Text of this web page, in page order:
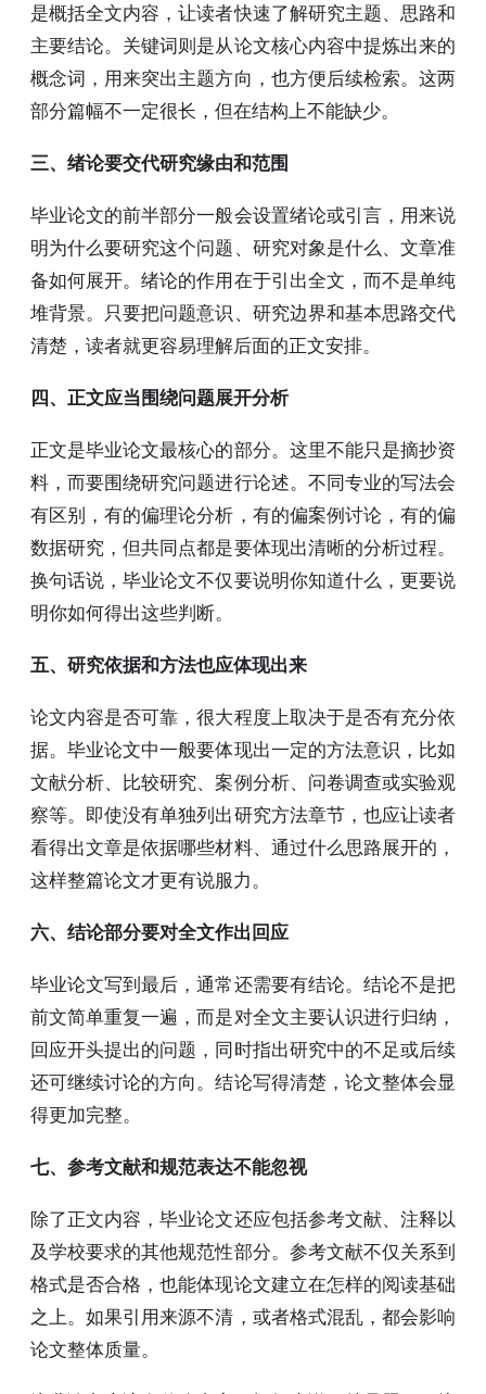
是概括全文内容，让读者快速了解研究主题、思路和
主要结论。关键词则是从论文核心内容中提炼出来的
概念词，用来突出主题方向，也方便后续检索。这两
部分篇幅不一定很长，但在结构上不能缺少。
三、绪论要交代研究缘由和范围
毕业论文的前半部分一般会设置绪论或引言，用来说
明为什么要研究这个问题、研究对象是什么、文章准
备如何展开。绪论的作用在于引出全文，而不是单纯
堆背景。只要把问题意识、研究边界和基本思路交代
清楚，读者就更容易理解后面的正文安排。
四、正文应当围绕问题展开分析
正文是毕业论文最核心的部分。这里不能只是摘抄资
料，而要围绕研究问题进行论述。不同专业的写法会
有区别，有的偏理论分析，有的偏案例讨论，有的偏
数据研究，但共同点都是要体现出清晰的分析过程。
换句话说，毕业论文不仅要说明你知道什么，更要说
明你如何得出这些判断。
五、研究依据和方法也应体现出来
论文内容是否可靠，很大程度上取决于是否有充分依
据。毕业论文中一般要体现出一定的方法意识，比如
文献分析、比较研究、案例分析、问卷调查或实验观
察等。即使没有单独列出研究方法章节，也应让读者
看得出文章是依据哪些材料、通过什么思路展开的，
这样整篇论文才更有说服力。
六、结论部分要对全文作出回应
毕业论文写到最后，通常还需要有结论。结论不是把
前文简单重复一遍，而是对全文主要认识进行归纳，
回应开头提出的问题，同时指出研究中的不足或后续
还可继续讨论的方向。结论写得清楚，论文整体会显
得更加完整。
七、参考文献和规范表达不能忽视
除了正文内容，毕业论文还应包括参考文献、注释以
及学校要求的其他规范性部分。参考文献不仅关系到
格式是否合格，也能体现论文建立在怎样的阅读基础
之上。如果引用来源不清，或者格式混乱，都会影响
论文整体质量。